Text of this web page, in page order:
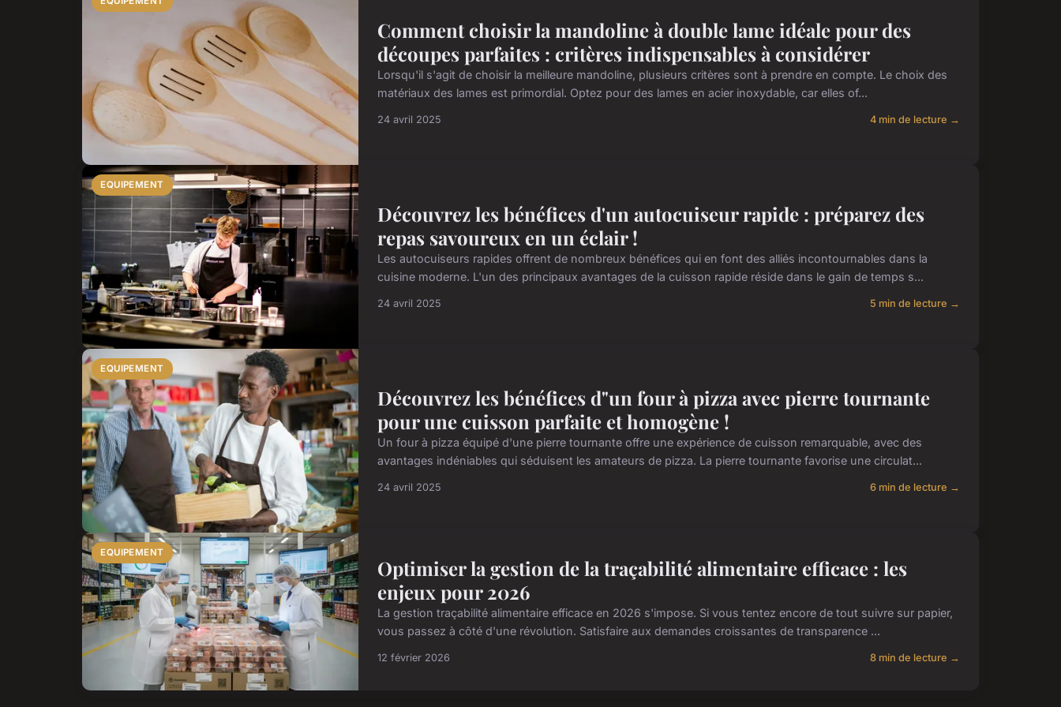
Comment choisir la mandoline à double lame idéale pour des
découpes parfaites : critères indispensables à considérer
Lorsqu'il s'agit de choisir la meilleure mandoline, plusieurs critères sont à prendre en compte. Le choix des
matériaux des lames est primordial. Optez pour des lames en acier inoxydable, car elles of...
24 avril 2025 4 min de lecture →
EQUIPEMENT
Découvrez les bénéfices d'un autocuiseur rapide : préparez des
repas savoureux en un éclair !
Les autocuiseurs rapides offrent de nombreux bénéfices qui en font des alliés incontournables dans la
cuisine moderne. L'un des principaux avantages de la cuisson rapide réside dans le gain de temps s...
24 avril 2025 5 min de lecture →
EQUIPEMENT
Découvrez les bénéfices d"un four à pizza avec pierre tournante
pour une cuisson parfaite et homogène !
Un four à pizza équipé d'une pierre tournante offre une expérience de cuisson remarquable, avec des
avantages indéniables qui séduisent les amateurs de pizza. La pierre tournante favorise une circulat...
24 avril 2025 6 min de lecture →
EQUIPEMENT
Optimiser la gestion de la traçabilité alimentaire efficace : les
enjeux pour 2026
La gestion traçabilité alimentaire efficace en 2026 s'impose. Si vous tentez encore de tout suivre sur papier,
vous passez à côté d'une révolution. Satisfaire aux demandes croissantes de transparence ...
12 février 2026 8 min de lecture →